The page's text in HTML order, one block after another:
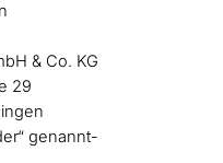
& Co. KG
29
genannt-